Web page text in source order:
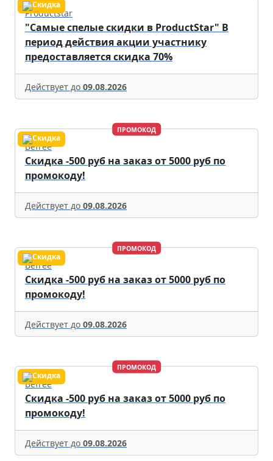
Productstar
"Самые спелые скидки в ProductStar" В
период действия акции участнику
предоставляется скидка 70%
Действует до 09.08.2026
ПРОМОКОД
Befree
Скидка -500 руб на заказ от 5000 руб по
промокоду!
Действует до 09.08.2026
ПРОМОКОД
Befree
Скидка -500 руб на заказ от 5000 руб по
промокоду!
Действует до 09.08.2026
ПРОМОКОД
Befree
Скидка -500 руб на заказ от 5000 руб по
промокоду!
Действует до 09.08.2026